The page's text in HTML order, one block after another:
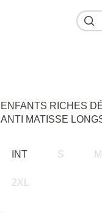
ENFANTS RICHES
ANTI MATISSE
INT S M
2XL